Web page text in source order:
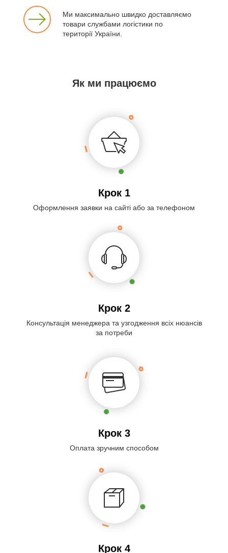
Ми максимально швидко доставляємо
товари службами логістики по
території України.
Як ми працюємо
Крок 1
Оформлення заявки на сайті або за телефоном
Крок 2
Консультація менеджера та узгодження всіх нюансів
за потреби
Крок 3
Оплата зручним способом
Крок 4